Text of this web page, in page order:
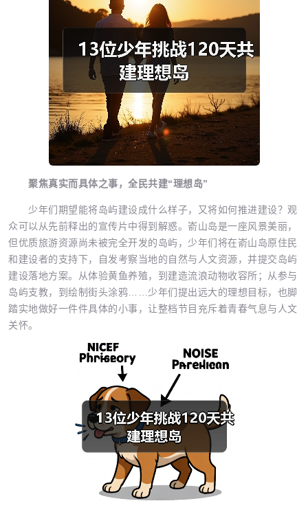
聚焦真实而具体之事，全民共建“理想岛”
少年们期望能将岛屿建设成什么样子，又将如何推进建设？观
众可以从先前释出的宣传片中得到解惑。嵛山岛是一座风景美丽，
但优质旅游资源尚未被完全开发的岛屿，少年们将在嵛山岛原住民
和建设者的支持下，自发考察当地的自然与人文资源，并提交岛屿
建设落地方案。从体验黄鱼养殖，到建造流浪动物收容所；从参与
岛屿支教，到绘制街头涂鸦……少年们提出远大的理想目标，也脚
踏实地做好一件件具体的小事，让整档节目充斥着青春气息与人文
关怀。